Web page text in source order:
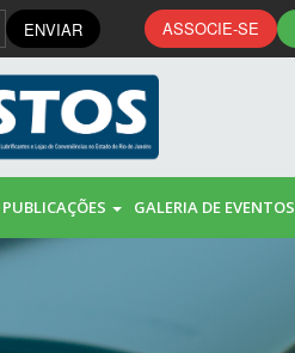
ENVIAR ASSOCIE-SE
PUBLICAÇÕES GALERIA DE EVENTOS